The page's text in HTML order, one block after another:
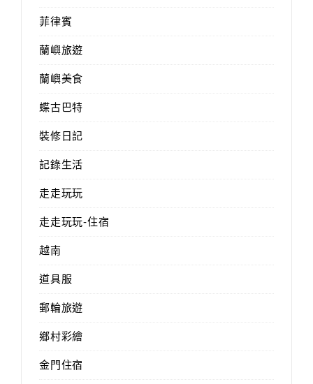
菲律賓
蘭嶼旅遊
蘭嶼美食
蝶古巴特
裝修日記
記錄生活
走走玩玩
走走玩玩-住宿
越南
道具服
郵輪旅遊
鄉村彩繪
金門住宿